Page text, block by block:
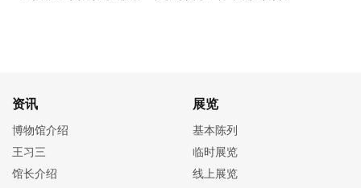
资讯
博物馆介绍
王习三
馆长介绍
展览
基本陈列
临时展览
线上展览